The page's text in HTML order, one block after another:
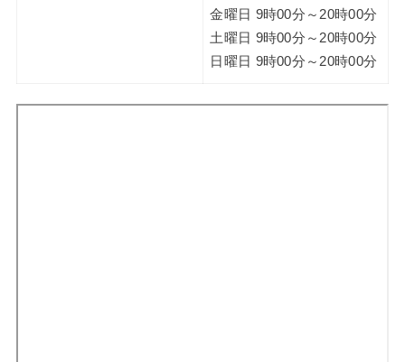
金曜日 9時00分～20時00分
土曜日 9時00分～20時00分
日曜日 9時00分～20時00分